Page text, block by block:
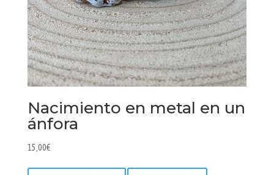
Nacimiento en metal en un
ánfora
15,00€